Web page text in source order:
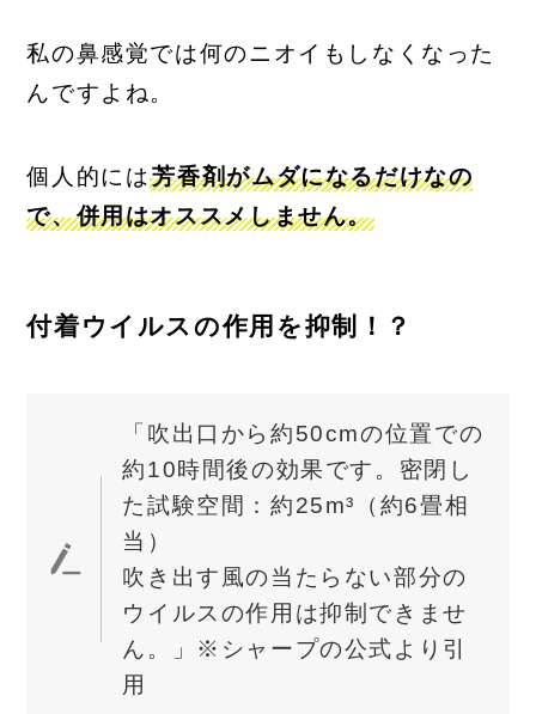
私の鼻感覚では何のニオイもしなくなった
んですよね。
個人的には芳香剤がムダになるだけなの
で、併用はオススメしません。
付着ウイルスの作用を抑制！？
「吹出口から約50cmの位置での
約10時間後の効果です。密閉し
た試験空間：約25m³（約6畳相
当）
吹き出す風の当たらない部分の
ウイルスの作用は抑制できませ
ん。」※シャープの公式より引
用